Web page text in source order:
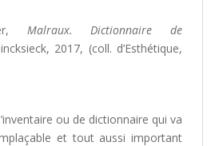
Malraux. Dictionnaire de
2017, (coll. d’Esthétique,
ou de dictionnaire qui va
et tout aussi important